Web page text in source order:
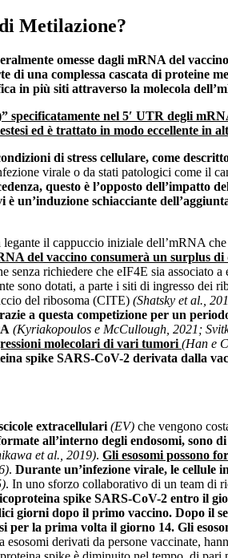
Metilazione?
omesse dagli mRNA del
di una complessa cascata di proteine
in più siti attraverso la molecola
specificatamente nel 5′ UTR degli
ed è trattato in modo eccellente in
di stress cellulare, come
virale o da stati patologici come
questo è l’opposto dell’impatto
un’induzione schiacciante
legante il cappuccio iniziale dell’mRNA
del vaccino consumerà un surplus
richiedere che eIF4E sia associato
sono dotati, a parte i siti di ingresso dei
del ribosoma (CITE) (Shatsky et al.,
a questa competizione per un
(Kyriakopoulos e McCullough, 2021;
molecolari di vari tumori (Han e
spike SARS-CoV-2 derivata dalla
extracellulari (EV) che vengono
all’interno degli endosomi,
et al., 2019). Gli esosomi possono
. Durante un’infezione virale, le cellule
. In uno sforzo collaborativo di un team di
spike SARS-CoV-2 entro il
giorni dopo il primo vaccino. Dopo il
la prima volta il giorno 14. Gli
derivati ​​da persone vaccinate,